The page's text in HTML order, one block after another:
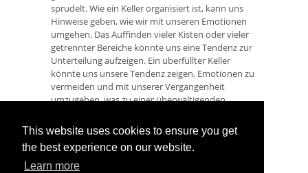
This website uses cookies to ensure you get
the best experience on our website.
Learn more
sprudelt. Wie ein Keller organisiert ist, kann uns
Hinweise geben, wie wir mit unseren Emotionen
umgehen. Das Auffinden vieler Kisten oder vieler
getrennter Bereiche könnte uns eine Tendenz zur
Unterteilung aufzeigen. Ein überfüllter Keller
könnte uns unsere Tendenz zeigen, Emotionen zu
vermeiden und mit unserer Vergangenheit
umzugehen, was zu einer überwältigenden
Für einige ist der Keller vielleicht ein Symbol dafür,
dass sie auf irgendeine Weise auf den "Tiefpunkt"
treffen oder am Anfang beginnen, ein Fundament